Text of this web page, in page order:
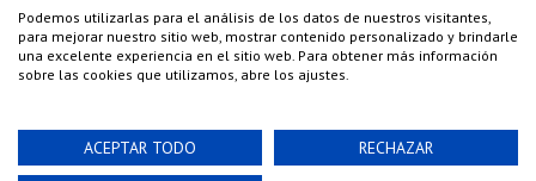
Teléfono: (+34) 626 495 499
E-Mail: info@cazaylibros.com
Powered by©Nao Grupo de Comunicación, S.L.
Podemos utilizarlas para el análisis de los datos de nuestros visitantes,
para mejorar nuestro sitio web, mostrar contenido personalizado y brindarle
una excelente experiencia en el sitio web. Para obtener más información
sobre las cookies que utilizamos, abre los ajustes.
ACEPTAR TODO RECHAZAR